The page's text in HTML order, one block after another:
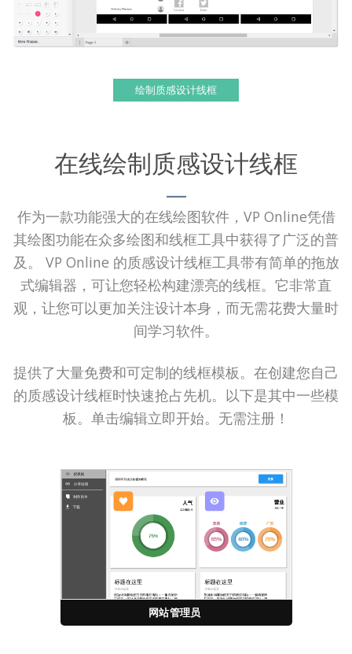
绘制质感设计线框
在线绘制质感设计线框
作为一款功能强大的在线绘图软件，VP Online凭借
其绘图功能在众多绘图和线框工具中获得了广泛的普
及。 VP Online 的质感设计线框工具带有简单的拖放
式编辑器，可让您轻松构建漂亮的线框。它非常直
观，让您可以更加关注设计本身，而无需花费大量时
间学习软件。
提供了大量免费和可定制的线框模板。在创建您自己
的质感设计线框时快速抢占先机。以下是其中一些模
板。单击编辑立即开始。无需注册！
网站管理员